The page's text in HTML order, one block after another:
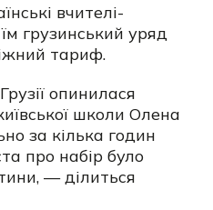
вчителі-
грузинський уряд
тариф.
опинилася
школи Олена
за кілька годин
про набір було
— ділиться